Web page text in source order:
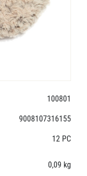
100801
9008107316155
12 PC
0,09 kg